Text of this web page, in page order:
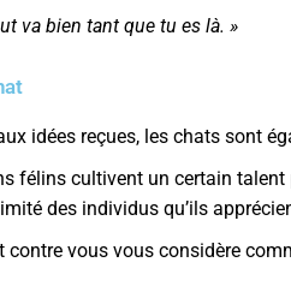
va bien tant que tu es là. »
idées reçues, les chats sont
félins cultivent un certain talent
des individus qu’ils
contre vous vous considère